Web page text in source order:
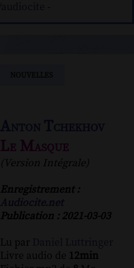
-
Le Masque
(Version Intégrale)
Enregistrement :
Publication : 2021-03-03
Lu par
Livre audio de 12min